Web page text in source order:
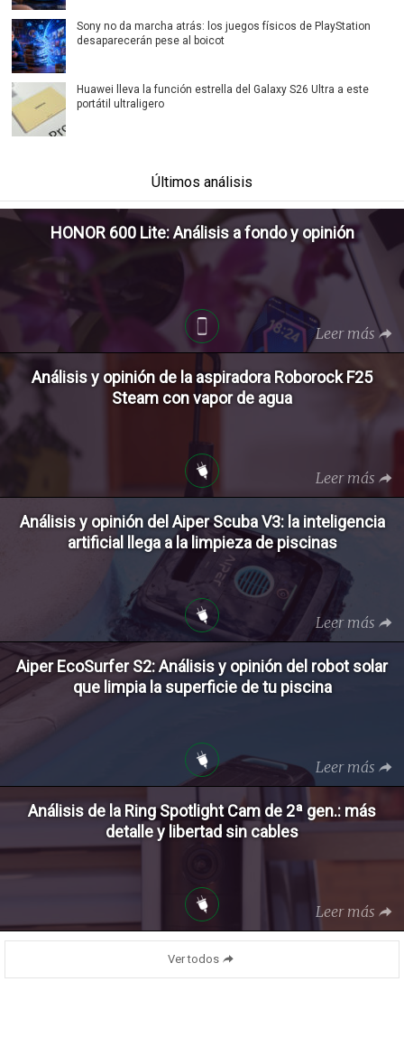
Sony no da marcha atrás: los juegos físicos de PlayStation
desaparecerán pese al boicot
Huawei lleva la función estrella del Galaxy S26 Ultra a este
portátil ultraligero
Últimos análisis
HONOR 600 Lite: Análisis a fondo y opinión
Leer más
Análisis y opinión de la aspiradora Roborock F25
Steam con vapor de agua
Leer más
Análisis y opinión del Aiper Scuba V3: la inteligencia
artificial llega a la limpieza de piscinas
Leer más
Aiper EcoSurfer S2: Análisis y opinión del robot solar
que limpia la superficie de tu piscina
Leer más
Análisis de la Ring Spotlight Cam de 2ª gen.: más
detalle y libertad sin cables
Leer más
Ver todos